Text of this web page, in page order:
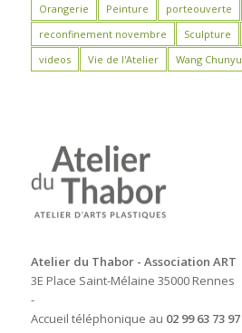
Orangerie
Peinture porteouverte
reconfinement novembre
Sculpture
videos
Vie de l'Atelier Wang Chunyu
Atelier du Thabor - Association ART
3E Place Saint-Mélaine 35000 Rennes
-
Accueil téléphonique au 02 99 63 73 97